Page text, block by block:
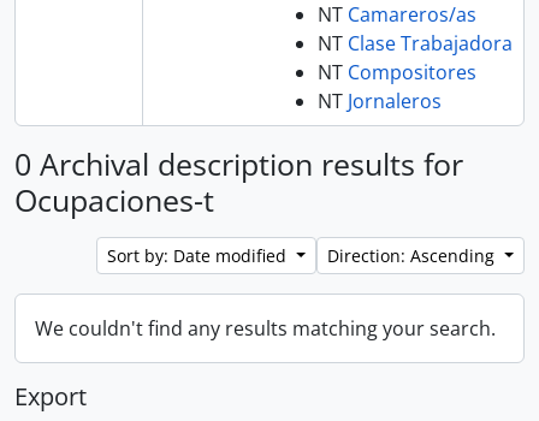
NT Camareros/as
NT Clase Trabajadora
NT Compositores
NT Jornaleros
0 Archival description results for
Ocupaciones-t
Sort by: Date modified Direction: Ascending
We couldn't find any results matching your search.
Export